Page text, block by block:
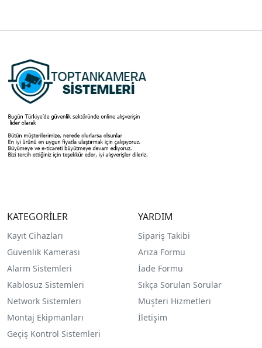
KATEGORİLER
Kayıt Cihazları
Güvenlik Kamerası
Alarm Sistemleri
Kablosuz Sistemleri
Network Sistemleri
Montaj Ekipmanları
Geçiş Kontrol Sistemleri
YARDIM
Sipariş Takibi
Arıza Formu
İade Formu
Sıkça Sorulan Sorular
Müşteri Hizmetleri
İletişim